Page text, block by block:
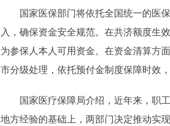
国家医保部门将依托全国统一的医保
入，确保资金安全规范。在共济额度生
为参保人本人可用资金。在资金清算方
市分级处理，依托预付金制度保障时效
国家医疗保障局介绍，近年来，职工
地方经验的基础上，两部门决定推动实